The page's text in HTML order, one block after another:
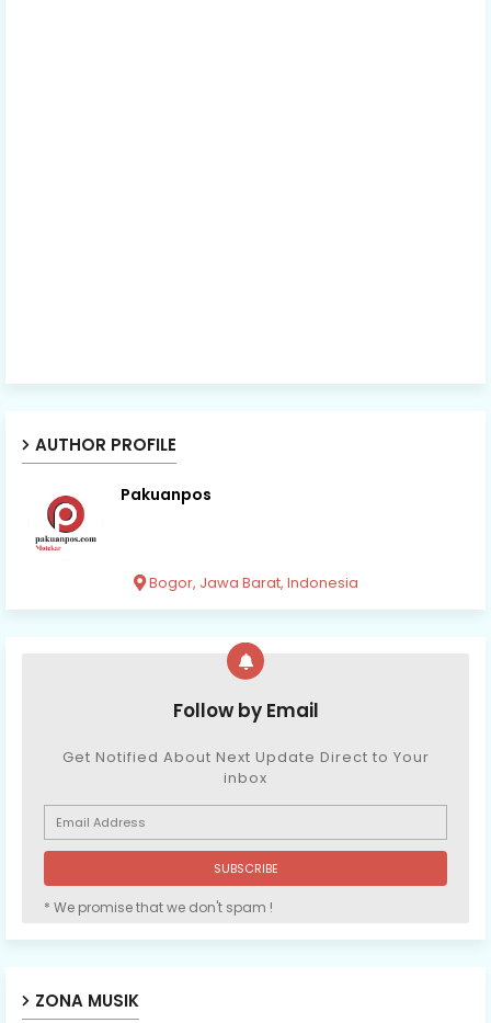
AUTHOR PROFILE
Pakuanpos
Bogor, Jawa Barat, Indonesia
Follow by Email
Get Notified About Next Update Direct to Your
inbox
* We promise that we don't spam !
ZONA MUSIK